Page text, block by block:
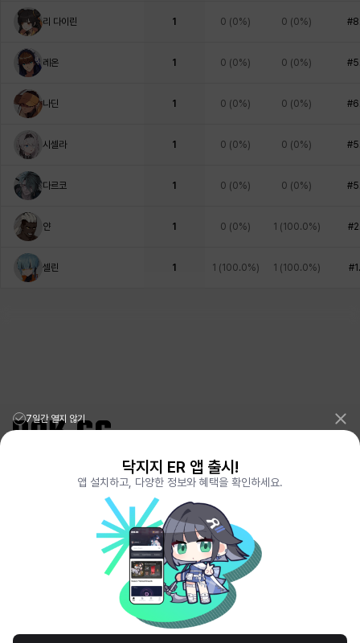
리 다이린 1 0 (0%) 0 (0%)
레온 1 0 (0%) 0 (0%)
나딘 1 0 (0%) 0 (0%)
시셀라 1 0 (0%) 0 (0%)
다르코 1 0 (0%) 0 (0%)
얀 1 0 (0%) 1 (100.0%)
셀린 1 1 (100.0%) 1 (100.0%)
리그오브레전드 전적검색 포로지지PORO.GG
전략적팀전투 TFT 전적검색 롤체지지 LOLCHESS.GG
메이플스토리 종합통계MAPLE.GG
VALORANT.DAK.GG
배틀그라운드 전적검색PUBG.DAK.GG
이터널 리턴 전적검색ER.DAK.GG
GENSHIN.DAK.GG
DEADLOCK.DAK.GG
서비스 이용 약관 개인정보 취급방침 제휴 문의 고객센터 채용
7일간 열지 않기
닥지지 ER 앱 출시!
앱 설치하고, 다양한 정보와 혜택을 확인하세요.